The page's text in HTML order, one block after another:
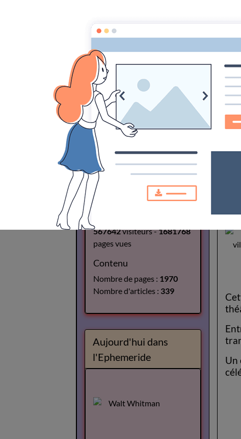
CONTACT
CORRECTEURS LITTÉRAIRES
DICTIONNAIRE DES AUTEURS
BLOG LE
Un
Statistiques
Aujourd'hui
209 306pages
vues
567642visiteurs -1681768
pages vues
Contenu
Nombre de pages : 1970
Nombre d'articles : 339
Aujourd'hui dans
l'Ephemeride